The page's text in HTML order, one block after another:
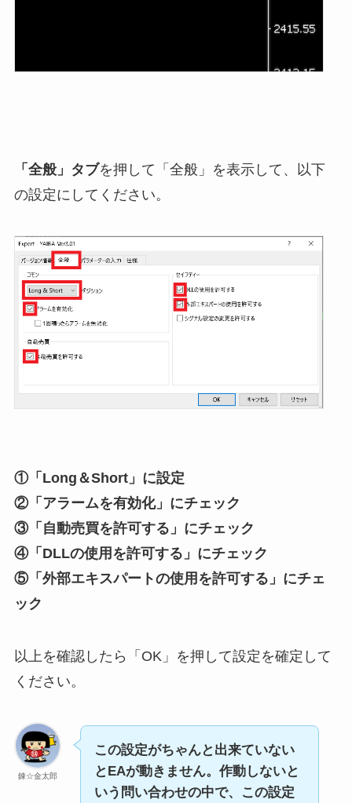
「全般」タブを押して「全般」を表示して、以下
の設定にしてください。
①「Long＆Short」に設定
②「アラームを有効化」にチェック
③「自動売買を許可する」にチェック
④「DLLの使用を許可する」にチェック
⑤「外部エキスパートの使用を許可する」にチェ
ック
以上を確認したら「OK」を押して設定を確定して
ください。
錬☆金太郎
この設定がちゃんと出来ていない
とEAが動きません。作動しないと
いう問い合わせの中で、この設定